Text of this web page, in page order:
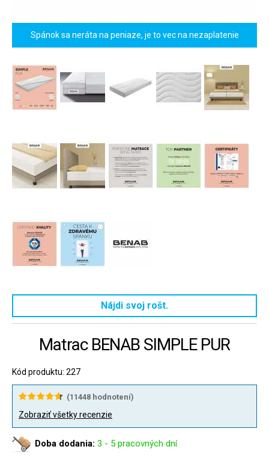
Spánok sa neráta na peniaze, je to vec na nezaplatenie
Nájdi svoj rošt.
Matrac BENAB SIMPLE PUR
Kód produktu: 227
(11448 hodnotení)
Zobraziť všetky recenzie
Doba dodania: 3 - 5 pracovných dní